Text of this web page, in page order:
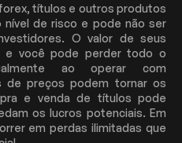
títulos e outros produtos
nível de risco e pode não ser
O valor de seus
e você pode perder todo o
ao operar com
de preços podem tornar os
e venda de títulos pode
os lucros potenciais. Em
em perdas ilimitadas que